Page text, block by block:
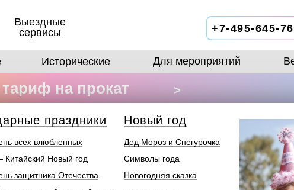
Выездные
сервисы
+7-495-645-
Для мероприятий
Исторические
на прокат
>
праздники
всех влюбленных
Новый год
защитника Отечества
Новый год
Дед Мороз и Снегурочка
Символы года
Новогодняя сказка